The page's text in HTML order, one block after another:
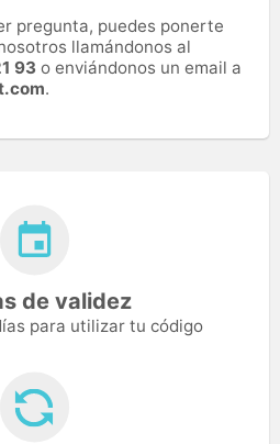
pregunta, puedes ponerte
llamándonos al
93 o enviándonos un email a
.
de validez
para utilizar tu código